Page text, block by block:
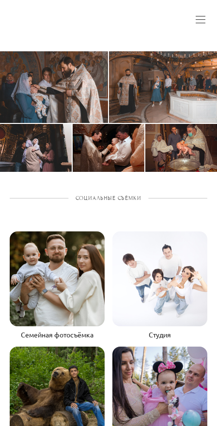
СОЦИАЛЬНЫЕ СЪЁМКИ
Семейная фотосъёмка Студия